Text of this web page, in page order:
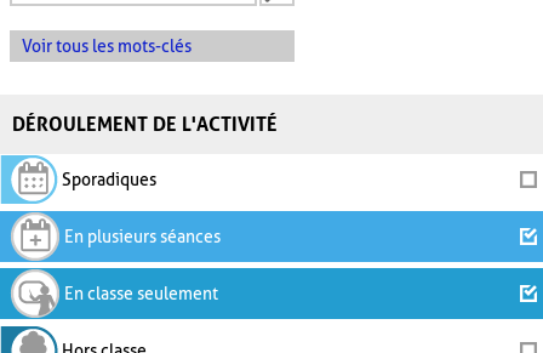
Voir tous les mots-clés
DÉROULEMENT DE L'ACTIVITÉ
Sporadiques
En plusieurs séances
En classe seulement